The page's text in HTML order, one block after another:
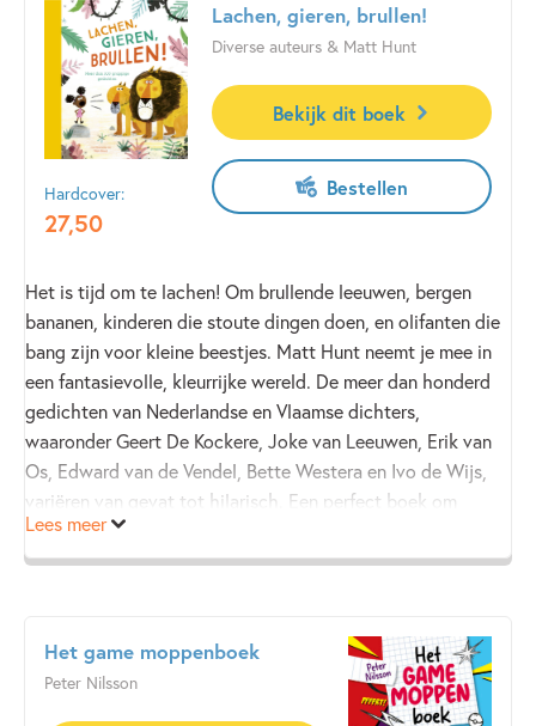
Hardcover:
27,50
Lachen, gieren, brullen!
Diverse auteurs & Matt Hunt
Bekijk dit boek
Bestellen
Het is tijd om te lachen! Om brullende leeuwen, bergen
bananen, kinderen die stoute dingen doen, en olifanten die
bang zijn voor kleine beestjes. Matt Hunt neemt je mee in
een fantasievolle, kleurrijke wereld. De meer dan honderd
gedichten van Nederlandse en Vlaamse dichters,
waaronder Geert De Kockere, Joke van Leeuwen, Erik van
Os, Edward van de Vendel, Bette Westera en Ivo de Wijs,
variëren van gevat tot hilarisch. Een perfect boek om
telkens weer te ontdekken hoe leuk poëzie kan zijn!
Lees meer
Het game moppenboek
Peter Nilsson